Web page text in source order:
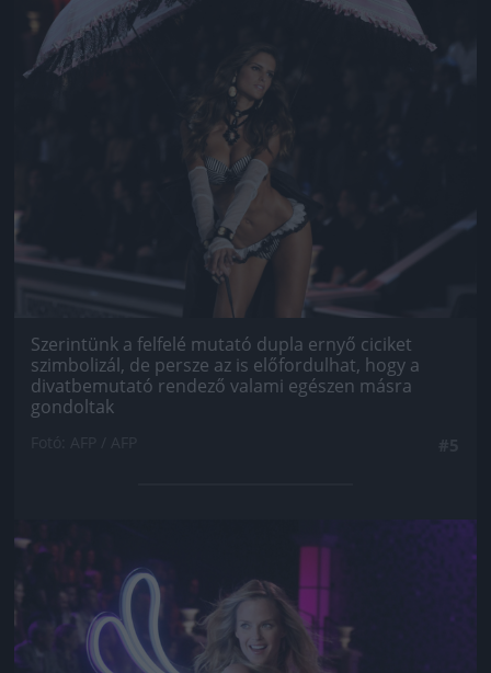
Szerintünk a felfelé mutató dupla ernyő ciciket
szimbolizál, de persze az is előfordulhat, hogy a
divatbemutató rendező valami egészen másra
gondoltak
Jön még kép!